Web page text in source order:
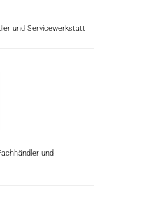
und Servicewerkstatt
und